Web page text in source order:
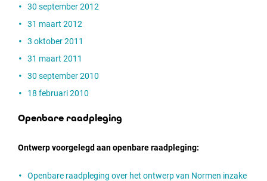
30 september 2012
31 maart 2012
3 oktober 2011
31 maart 2011
30 september 2010
18 februari 2010
Openbare raadpleging
Ontwerp voorgelegd aan openbare raadpleging:
Openbare raadpleging over het ontwerp van Normen inzake